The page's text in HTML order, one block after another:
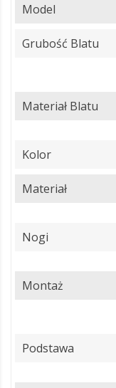
Model
Grubość Blatu
Materiał Blatu
Kolor
Materiał
Nogi
Montaż
Podstawa